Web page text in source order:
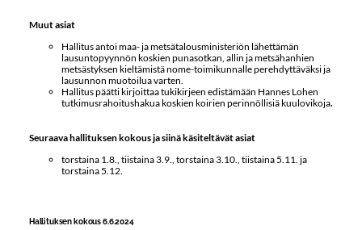
Muut asiat
Hallitus antoi maa- ja metsätalousministeriön lähettämän
lausuntopyynnön koskien punasotkan, allin ja metsähanhien
metsästyksen kieltämistä nome-toimikunnalle perehdyttäväksi ja
lausunnon muotoilua varten.
Hallitus päätti kirjoittaa tukikirjeen edistämään Hannes Lohen
tutkimusrahoitushakua koskien koirien perinnöllisiä kuulovikoja.
Seuraava hallituksen kokous ja siinä käsiteltävät asiat
torstaina 1.8., tiistaina 3.9., torstaina 3.10., tiistaina 5.11. ja
torstaina 5.12.
Hallituksen kokous 6.6.2024